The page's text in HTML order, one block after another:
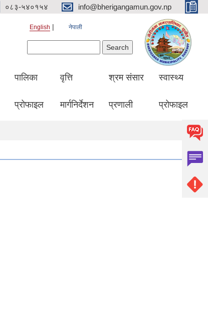
०८३-५४०१५४ info@bherigangamun.gov.np
English नेपाली
पालिका
प्रोफाइल
वृत्ति
मार्गनिर्देशन
श्रम संसार
प्रणाली
स्वास्थ्य
प्रोफाइल